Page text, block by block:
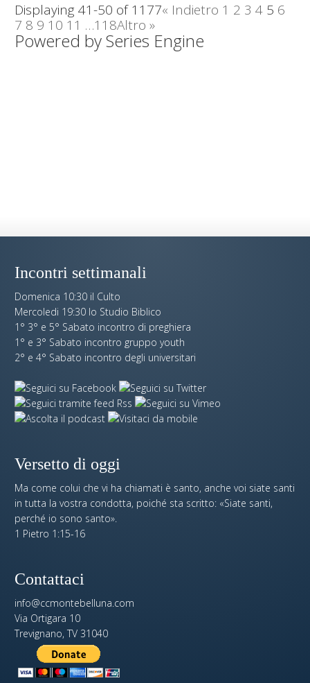
Displaying 41-50 of 1177« Indietro 1 2 3 4 5 6
7 8 9 10 11 …118Altro»
Powered by Series Engine
Incontri settimanali
Domenica 10:30 il Culto
Mercoledi 19:30 lo Studio Biblico
1° 3° e 5° Sabato incontro di preghiera
1° e 3° Sabato incontro gruppo youth
2° e 4° Sabato incontro degli universitari
Versetto di oggi
Ma come colui che vi ha chiamati è santo, anche voi siate santi
in tutta la vostra condotta, poiché sta scritto: «Siate santi,
perché io sono santo».
1 Pietro 1:15-16
Contattaci
info@ccmontebelluna.com
Via Ortigara 10
Trevignano, TV 31040